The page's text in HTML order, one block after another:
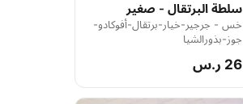
سلطة البرتقال - صغير
خس - جرجير-خيار-برتقال-أفوكادو-
جوز-بذورالشيا
26 ر.س